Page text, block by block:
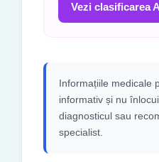
Vezi clasificarea
Informațiile medicale
informativ și nu
diagnosticul sau
specialist.